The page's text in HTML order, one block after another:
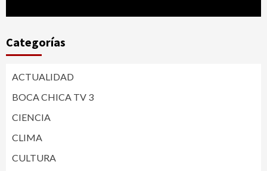
Categorías
ACTUALIDAD
BOCA CHICA TV 3
CIENCIA
CLIMA
CULTURA